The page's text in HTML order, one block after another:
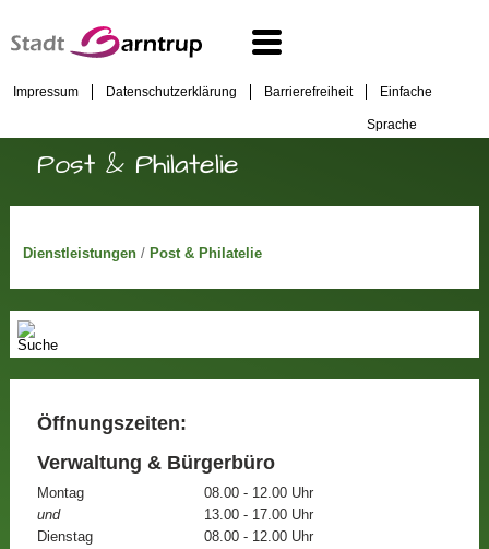
Impressum Datenschutzerklärung Barrierefreiheit Einfache
Sprache
Post & Philatelie
Dienstleistungen/ Post & Philatelie
Öffnungszeiten:
Verwaltung & Bürgerbüro
Montag
08.00 - 12.00 Uhr
und
13.00 - 17.00 Uhr
Dienstag
08.00 - 12.00 Uhr